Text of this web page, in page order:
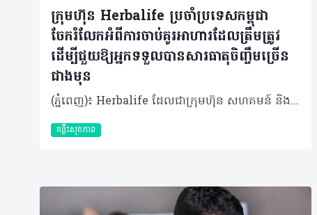
ក្រុមហ៊ុន Herbalife ប្រចាំប្រទេសកម្ពុជា
ចែករំលែកអំពីការចាប់គូរអាហារដែលត្រឹមត្រូវ
ដើម្បីជួយឱ្យអ្នកទទួលបានសារធាតុចិញ្ចឹមច្រើន
ជាងមុន
(ភ្នំពេញ)៖ Herbalife ដែលជាក្រុមហ៊ុន សហគមន៍ និងវេទិកាភ្ជាប់ទំនាក់ទំនង លំដាប់ថ្នាក់ពិភពលោក ផ្នែកសុខភាព និងសុខុមាលភាពបានចែករំលែកអំពី ការចាប់គូរអាហារដោយឆ្លាតវៃ ដើម្បីជួយឱ្យអ្នកទទួលបានសារធាតុចិញ្ចឹមច្រើនជាងមុន។ អាហារូបត្ថម្ភល្អមិនមែនសំដៅលើការទទួលទានតែអាហារដែលកំពូល (Superfood) ឬវីតាមីនតែមួយមុខៗនោះទេ។ ផ្ទុយទៅវិញគឺជាការទទួលទានឱ្យមានតុល្យភាពចម្រុះមុខ ដើម្បីផ្តល់សារធាតុចិញ្ចឹមគ្រប់គ្រាន់ដល់រាងកាយសម្រាប់ការលូតលាស់ និងសុខុមាលភាពទូទៅ។ ការចាប់គូអាហារនឹងជួយឱ្យរាងកាយស្រូបយក និងប្រើប្រាស់សារធាតុចិញ្ចឹមទាំងនោះបានកាន់តែមានប្រសិទ្ធភាព។ វិទ្យាសាស្ត្រអាហារូបត្ថម្ភបានទទួលស្គាល់ថា ការរួមបញ្ចូលគ្នានៃអាហារមួយចំនួនអាចមានឥទ្ធិពលលើកម្រិតសារធាតុចិញ្ចឹមអាចត្រូវបានស្រូបយក និងប្រើប្រាស់ដោយរាងកាយ។ ដូចនេះ អ្នកក៏មានអំណាចអាចជម្រុញការស្រូបយកសារធាតុចិញ្ចឹមនៃសារពាង្គកាយខាងក្នុងបានផងដែរ តាមរយៈការផ្គួរផ្គងអាហារនីមួយៗដោយខ្លួនឯង។ វិធីមួយក្នុងចំណោមវិធីដែលងាយស្រួលបំផុតនោះ គឺការផ្លាស់ប្តូរមុខម្ហូប និងការទទួលទានអាហារសុខភាពចម្រុះឱ្យបានទៀងទាត់ ជាជាងការទទួលទានអាហារដដែលៗរាល់ថ្ងៃ។ តើអ្នកមានដឹងទេថាការផ្គូរផ្គងអាហារមួយចំនួនអាចផ្តល់អត្ថប្រយោជន៍ដល់រាងកាយច្រើនជាងការដែលអ្នកញ៉ាំអាហារទាំងនោះដាច់ដោយឡែកពីគ្នា? ការចាប់គូរអាហារឆ្លាតវៃទាំង ៥ យ៉ាង៖ បន្លែចម្រុះ ដូចជា ស្ពៃពួយឡេង ការ៉ុត ម្ទេសប្លោក និងប៉េងប៉ោះ មានផ្ទុកសារធាតុ Carotenoids មិនត្រឹមតែធ្វើឱ្យរុក្ខជាតិមានពណ៌ស្រស់ស្អាតប៉ុណ្ណឹងទេ ប៉ុន្តែវាក៏ដើរតួជាសារធាតុប្រឆាំងអុកស៊ីតកម្មផងដែរ។ សមាសធាតុនេះវារលាយក្នុងខ្លាញ់ មានន័យថាវានឹងត្រូវបានស្រូបយកបានល្អប្រសើរ នៅពេលញ៉ាំជាមួយជាតិខ្លាញ់ខ្លះ។ អ្នកអាចបន្ថែមជាតិខ្លាញ់ល្អបានតាមវិធីជាច្រើន៖ លាយប្រេងអូលីវលើសាឡាត់ បន្ថែមគ្រាប់ធញ្ញជាតិបន្តិចបន្តួចទៅក្នុងបន្លែឆ្អិន ឬបន្ថែមផ្លែបឺរជាដើម។ តាមរយៈការធ្វើបែបនេះ រាងកាយរបស់អ្នកអាចស្រូបយកសារធាតុប្រឆាំងអុកស៊ីតកម្មដ៏មានប្រយោជន៍ទាំងនេះបានកាន់តែប្រសើរ។ វីតាមីន C ជាមួយជាតិដែក ជួយទ្រទ្រង់ដល់ដំណើរអុកស៊ីសែន និងជួយដល់មេតាប៉ូលីសក្នុងការបំប្លែងអាហារជាថាមពល។ វីតាមីន និងជាតិដែកនេះមាននៅក្នុងប្រភពរុក្ខជាតិ និងសាច់សត្វ។ ជាតិដែកប្រភេទ Heme ដែលមាននៅក្នុង សាច់បក្សី ត្រី និងស៊ុត រាងកាយងាយស្រូបយកដោយមានប្រសិទ្ធភាព ខណៈដែលជាតិដែកប្រភេទ Non-heme ពីអាហាររុក្ខជាតិដូចជា សណ្តែក សណ្តែកបណ្តុះ ស្ពៃពួយឡេង និងធញ្ញជាតិ រាងកាយស្រូបយកបានតិចតែប៉ុណ្ណោះ។ វីតាមីន C ជួយបង្កើនការស្រូបយកជាតិដែកប្រភេទ Non-heme នេះ។ អ្នកអាចទទួលទានបន្ថែមវីតាមីន C រួមគ្នា តួយ៉ាងការទទួលទានប៉េងប៉ោះ ផ្លែក្រូច និងស្ត្របឺរី ដោយយកពួកវាទៅលាយបញ្ចូលនិងមុខម្ហូបដទៃដែលសម្បូរវីតាមីន C ស្រាប់ ដើម្បីជួយឱ្យរាងកាយរបស់អ្នកស្រូបយកជាតិដែកប្រភេទ Non-heme នេះបានដោយមានប្រសិទ្ធភាព។ អាហារក្រឡុកប្រូតេអ៊ីន ដែលមានបន្ថែមជាតិដែកមករួចស្រេច ក៏អាចជួយបំពេញតម្រូវការជាតិដែកបានដែរ ហើយនៅពេលចាប់គូជាមួយអាហារសម្បូរវីតាមីន C ជាតិដែកនឹងត្រូវបានស្រូបយកយ៉ាងល្អប្រសើរ។​ ដូច្នោះអ្នកអាចសាកបន្ថែមផ្លែឈើដូចជា ផ្លែម្នាស់ ស្ត្រប៊ឺរី ឬផ្លែស្វាយ ទៅក្នុងអាហារក្រឡុករបស់អ្នកបាន។ ការបន្ថែមបន្តិចបន្តួចទាំងនេះ អាចបង្កើតភាពខុសប្លែកគ្នា ក្នុងការបំពេញតម្រូវការសារធាតុចិញ្ចឹមប្រចាំថ្ងៃបាន។ តែបៃតង ជាមួយអាហារដែលសម្បូរវីតាមីន C តែបៃតងមានសមាសធាតុរុក្ខជាតិដ៏មានប្រយោជន៍ហៅថា Catechins ដែលដើរតួជាសារធាតុប្រឆាំងអុកស៊ីតកម្ម។ ការបន្ថែមក្រូចឆ្មារទៅក្នុងតែរបស់អ្នក ឬការទទួលទានវារួមជាមួយផ្លែឈើដែលសម្បូរវីតាមីន C (ដូចជា ក្រូច ស្ត្រប៊ឺរី ឬគីវី) ជួយឱ្យការស្រូបយកសមាសធាតុទាំងនេះមានភាពប្រសើរឡើង។ ប្រសិនបើអ្នកមានទម្លាប់ទទួលទានតែបៃតង ការចាប់គូវាជាមួយអាហារសម្រន់ដែលមានតុល្យភាព និងមានវីតាមីន C គឺរឹតតែល្អ។ ហើយប្រសិនបើអាហារសម្រន់របស់អ្នកមានជាតិប្រូតេអ៊ីន និងជាតិសរសៃ (Fiber) ច្រើនទៀត នោះវាកាន់តែប្រសើរព្រោះវានឹងជួយផ្តល់ថាមពលបានយូរ។ វីតាមីន D ជាមួយអាហារសម្បូរកាល់ស្យូម៖ វីតាមីន D ចាំបាច់សម្រាប់ជួយឱ្យរាងកាយស្រូបយកកាល់ស្យូម ដែលទ្រទ្រង់ដល់សុខភាពឆ្អឹង និងមុខងារសាច់ដុំ។ ត្រីដែលមានជាតិខ្លាញ់ដូចជា ត្រីសាល់ម៉ុន ត្រីបេកា និង ស៊ុតផ្តល់​​នូវវីតាមីន D បន្លែស្លឹកបៃតង អាហារធ្វើពីទឹកដោះគោ និងភេសជ្ជៈធ្វើពីរុក្ខជាតិដែលបន្ថែមសារធាតុចិញ្ចឹម ជួយផ្តល់នូវកាល់ស្យូម។ សម្រាប់អ្នកដែលមិនសូវទទួលទានសាច់ ផលិតផលដែលមានសារធាតុចិញ្ចឹម ឬអាហារបំប៉នដែលផ្តល់វីតាមីន D អាចជួយបំពេញចន្លោះខ្វះខាតទាំងនេះបាន។ នៅពេលរួមបញ្ចូលគ្នាជាមួយអាហារសម្បូរកាល់ស្យូម មិនថាពីប្រភពរុក្ខជាតិ ឬសត្វនោះទេ ពួកវាអាចជួយទ្រទ្រង់តម្រូវការរាងកាយរបស់អ្នកបាន។ មនុស្សពេញវ័យជាច្រើនមិនសូវទទួលទានប្រូតេអ៊ីន និងជាតិសរសៃបានគ្រប់គ្រាន់តាមតម្រូវការប្រចាំថ្ងៃនោះទេ សារធាតុទាំងពីរនេះសុទ្ធតែសំខាន់សម្រាប់ទ្រទ្រង់ភាពឆ្អែត។ ដូច្នេះការរួមបញ្ចូលប្រូតេអ៊ីនជាមួយអាហារដែលមានជាតិសរសៃខ្ពស់ អាចជួយឱ្យអ្នកមានអារម្មណ៍ឆ្អែតបានយូរ ហើយជាតិសរសៃក៏ជួយដល់សុខភាពប្រព័ន្ធរំលាយអាហារផងដែរ។ សរុបសេចក្តីមកវិញ អាហារូបត្ថម្ភល្អ មិនមែនជាច្បាប់ដ៏តឹងរ៉ឹង ឬការដេញតាមញ៉ាំតែអាហារកំពូល Superfood ណាមួយនោះទេ។ វាគឺជាការផ្តល់ឱ្យរាងកាយរបស់អ្នកនូវសារធាតុចិញ្ចឹមដែលវាត្រូវការឱ្យបានទៀងទាត់ តាមរបៀបដែលសមស្របនឹងរបៀបរស់នៅរបស់អ្នក។ ការទទួលទានអាហារចម្រុះមានន័យថា អ្នកនឹងទទួលបានអត្ថប្រយោជន៍ពីការចាប់គូអាហារទាំងនេះ។ ខណៈពេលដែលអាហារធម្មជាតិគឺជាអាហារចម្បងនៃរបបអាហារ ផលិតផលដែលបន្ថែមសារធាតុចិញ្ចឹម អាហារក្រឡុកប្រូតេអ៊ីន សុទ្ធតែអាចប្រើជារបស់ជំនួយបំពេញចន្លោះខ្វះខាត ជាពិសេសនៅពេលដែលអ្នកមមាញឹកហើយត្រូវការឱ្យរាងកាយអ្នកមានអាហារូបត្ថម្ភគ្រប់គ្រាន់។ អាហារូបត្ថម្ភ មិនមែនទាមទារភាពល្អឥតខ្ចោះនោះទេ ប៉ុន្តែវាទាមទារនូវភាពជាប់លាប់ក្នុងការអនុវត្ត។ តាមរយៈការរួមបញ្ចូលគ្នារវាងការចាប់គូអាហារ ជាមួយនឹងការជ្រើសរើសអាហារដែលផ្ដល់សុខភាពល្អ រួមមានប្រូតេអ៊ីនពី ប្រភពរុក្ខជាតិ និងសត្វ បន្លែផ្លែឈើ គ្រាប់ធញ្ញជាតិដែលសម្បូរជាតិសរសៃ និងខ្លាញ់ល្អ អ្នកនឹងនឹងទទួលបាននូវអាហារូបត្ថម្ភដែលប្រកបដោយនិរន្តរភាព ដើម្បីផ្ដល់ឱ្យរាងកាយនូវអ្វីដែលវាត្រូវការជាចាំបាច់ពីមួយថ្ងៃទៅមួយថ្ងៃ។ អំពីក្រុមហ៊ុន Herbalife ក្រុមហ៊ុន Herbalife (NYSE: HLF) គឺជាក្រុមហ៊ុនសុខភាព និងសុខុមាលភាពឈានមុខគេ និងជាសហគមន៍ដែលកំពុងផ្លាស់ប្តូរជីវិតរបស់មនុស្សជាមួយនឹងផលិតផលអាហារូបត្ថម្ភដ៏អស្ចារ្យ និងជាឱកាសអាជីវកម្មសម្រាប់សមាជិកឯករាជ្យ​របស់ខ្លួនចាប់តាំងពីឆ្នាំ 1980។ ក្រុមហ៊ុនផ្តល់ជូននូវផលិតផលដែលគាំទ្រដោយវិទ្យាសាស្រ្តដល់អ្នកប្រើប្រាស់នៅក្នុងទីផ្សារជាង 90។ តាមរយៈសមាជិកឯករាជ្យដែលផ្តល់ជូននូវការបណ្តុះបណ្តាលមួយទល់មួយ និងផ្តល់ការគាំទ្រសហគមន៍ដោយបំផុសគំនិតឱ្យអតិថិជនប្រកាន់ខ្ជាប់នូវរបៀបរស់នៅដែលមានភាពសកម្ម។
គន្លឹះសុខភាព